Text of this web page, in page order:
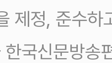
제정, 준수하
국신문방송